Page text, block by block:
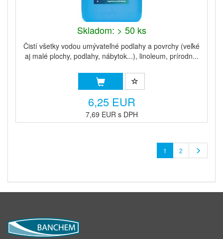
Skladom: > 50 ks
Čistí všetky vodou umývateľné podlahy a povrchy (veľké
aj malé plochy, podlahy, nábytok...), linoleum, prírodn...
6,25 EUR
7,69 EUR s DPH
1 2